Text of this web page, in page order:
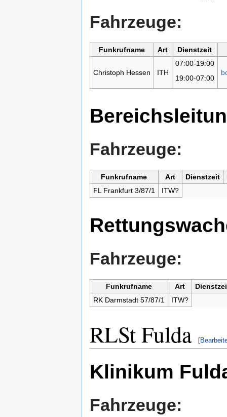
Fahrzeuge:
Funkrufname Art Dienstzeit
Christoph Hessen ITH
07:00-19:00
19:00-07:00
Fahrzeuge:
Funkrufname Art Dienstzeit
FL Frankfurt 3/87/1
ITW?
Fahrzeuge:
Funkrufname Art
RK Darmstadt 57/87/1
ITW?
RLSt Fulda [
Klinikum
Fahrzeuge: